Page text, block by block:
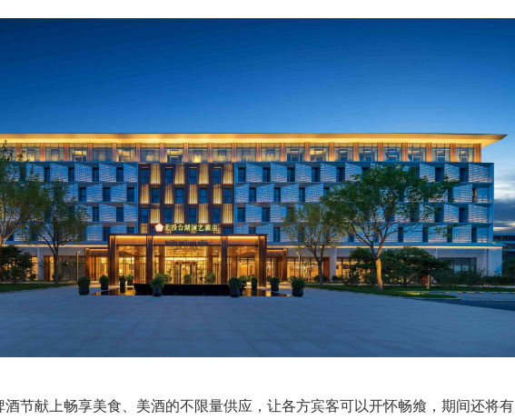
节献上畅享美食、美酒的不限量供应，让各方宾客可以开怀畅飨，期间还将有